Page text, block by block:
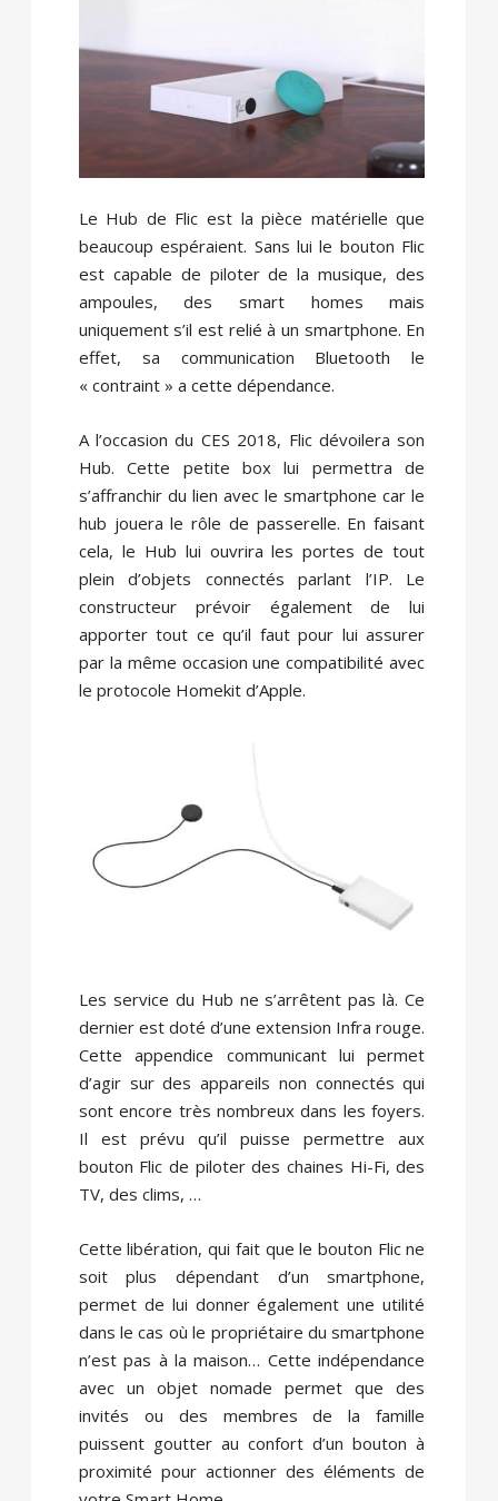
Le Hub de Flic est la pièce matérielle que
beaucoup espéraient. Sans lui le bouton Flic
est capable de piloter de la musique, des
ampoules, des smart homes mais
uniquement s’il est relié à un smartphone. En
effet, sa communication Bluetooth le
« contraint » a cette dépendance.
A l’occasion du CES 2018, Flic dévoilera son
Hub. Cette petite box lui permettra de
s’affranchir du lien avec le smartphone car le
hub jouera le rôle de passerelle. En faisant
cela, le Hub lui ouvrira les portes de tout
plein d’objets connectés parlant l’IP. Le
constructeur prévoir également de lui
apporter tout ce qu’il faut pour lui assurer
par la même occasion une compatibilité avec
le protocole Homekit d’Apple.
Les service du Hub ne s’arrêtent pas là. Ce
dernier est doté d’une extension Infra rouge.
Cette appendice communicant lui permet
d’agir sur des appareils non connectés qui
sont encore très nombreux dans les foyers.
Il est prévu qu’il puisse permettre aux
bouton Flic de piloter des chaines Hi-Fi, des
TV, des clims, …
Cette libération, qui fait que le bouton Flic ne
soit plus dépendant d’un smartphone,
permet de lui donner également une utilité
dans le cas où le propriétaire du smartphone
n’est pas à la maison… Cette indépendance
avec un objet nomade permet que des
invités ou des membres de la famille
puissent goutter au confort d’un bouton à
proximité pour actionner des éléments de